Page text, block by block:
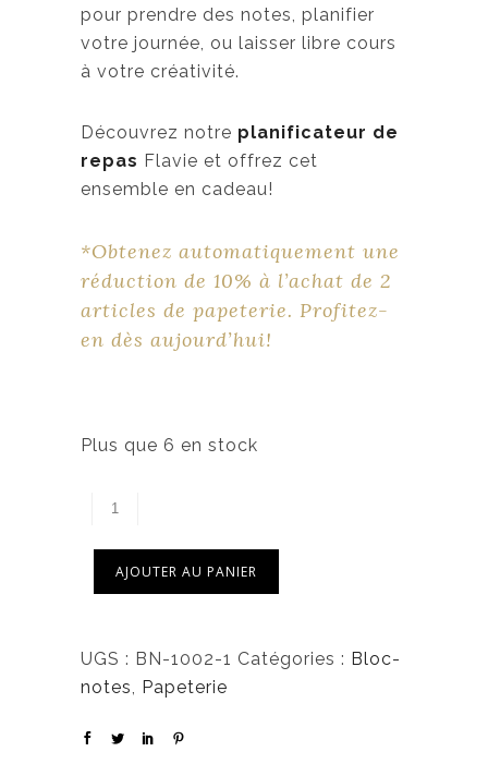
pour prendre des notes, planifier
votre journée, ou laisser libre cours
à votre créativité.
Découvrez notre planificateur de
repas Flavie et offrez cet
ensemble en cadeau!
*Obtenez automatiquement une
réduction de 10% à l’achat de 2
articles de papeterie. Profitez-
en dès aujourd’hui!
Plus que 6 en stock
AJOUTER AU PANIER
UGS : BN-1002-1 Catégories : Bloc-
notes, Papeterie